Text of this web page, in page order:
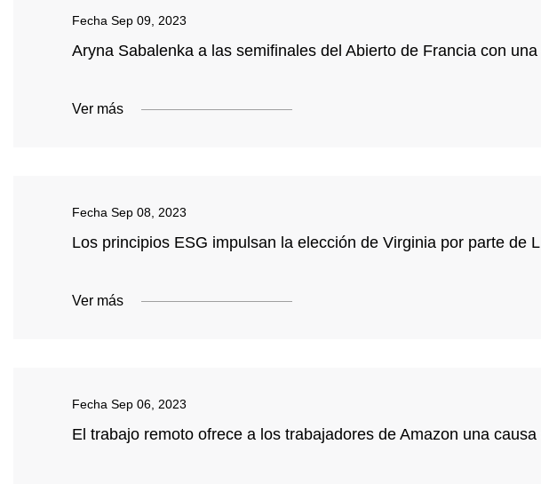
Fecha Sep 09, 2023
Aryna Sabalenka a las semifinales del Abierto de Francia con
Ver más
Fecha Sep 08, 2023
Los principios ESG impulsan la elección de Virginia por parte de
Ver más
Fecha Sep 06, 2023
El trabajo remoto ofrece a los trabajadores de Amazon una causa